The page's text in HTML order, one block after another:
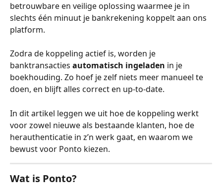
betrouwbare en veilige oplossing waarmee je in
slechts één minuut je bankrekening koppelt aan ons
platform.
Zodra de koppeling actief is, worden je
banktransacties automatisch ingeladen in je
boekhouding. Zo hoef je zelf niets meer manueel te
doen, en blijft alles correct en up-to-date.
In dit artikel leggen we uit hoe de koppeling werkt
voor zowel nieuwe als bestaande klanten, hoe de
herauthenticatie in z’n werk gaat, en waarom we
bewust voor Ponto kiezen.
Wat is Ponto?